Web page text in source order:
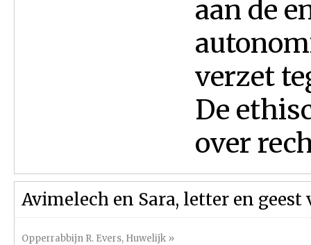
aan de
verzet
De
over
Avimelech en Sara, letter en geest
Opperrabbijn R. Evers, Huwelijk »